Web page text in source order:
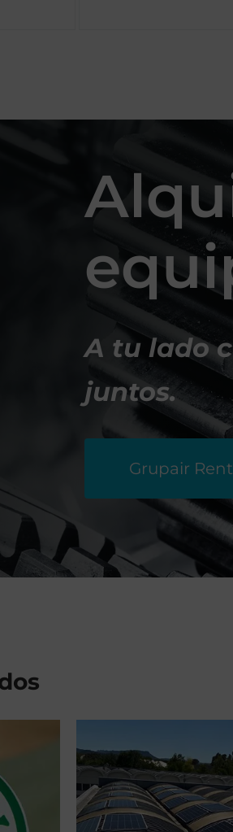
A tu lado
juntos.
Grupair